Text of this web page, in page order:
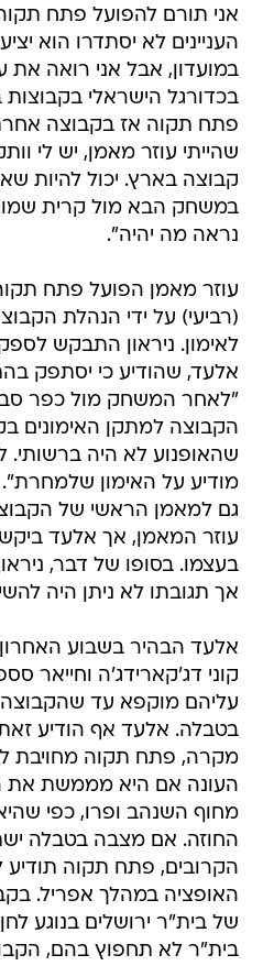
אני תורם להפועל פתח
העניינים לא יסתדרו הוא
במועדון, אבל אני רואה את
בכדורגל הישראלי
פתח תקוה אז בקבוצה
שהייתי עוזר מאמן, יש לי
קבוצה בארץ. יכול להיות
במשחק הבא מול קרית
נראה מה יהיה".
עוזר מאמן הפועל פתח
(רביעי) על ידי הנהלת
לאימון. ניראון התבקש
אלעד, שהודיע כי יסתפק
"לאחר המשחק מול כפר
הקבוצה למתקן האימונים
שהאופנוע לא היה
מודיע על האימון
גם למאמן הראשי של
עוזר המאמן, אך אלעד
בעצמו. בסופו של דבר,
אך תגובתו לא ניתן היה
אלעד הבהיר בשבוע
קוני דג'קארידג'ה וחייאר
עליהם מוקפא עד
בטבלה. אלעד אף הודיע
מקרה, פתח תקוה מחויבת
העונה אם היא מממשת את
מחוף השנהב ופרו, כפי
החוזה. אם מצבה בטבלה
הקרובים, פתח תקוה תודיע
האופציה במהלך אפריל.
של בית"ר ירושלים בנוגע
בית"ר לא תחפוץ בהם,